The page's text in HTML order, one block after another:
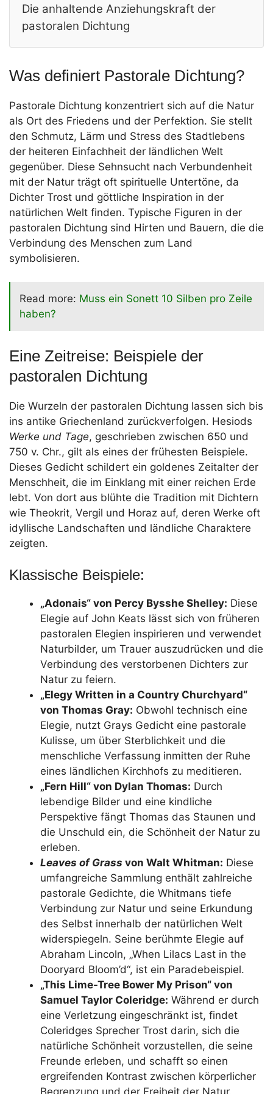
Die anhaltende Anziehungskraft der
pastoralen Dichtung
Was definiert Pastorale Dichtung?
Pastorale Dichtung konzentriert sich auf die Natur
als Ort des Friedens und der Perfektion. Sie stellt
den Schmutz, Lärm und Stress des Stadtlebens
der heiteren Einfachheit der ländlichen Welt
gegenüber. Diese Sehnsucht nach Verbundenheit
mit der Natur trägt oft spirituelle Untertöne, da
Dichter Trost und göttliche Inspiration in der
natürlichen Welt finden. Typische Figuren in der
pastoralen Dichtung sind Hirten und Bauern, die die
Verbindung des Menschen zum Land
symbolisieren.
Read more: Muss ein Sonett 10 Silben pro Zeile
haben?
Eine Zeitreise: Beispiele der
pastoralen Dichtung
Die Wurzeln der pastoralen Dichtung lassen sich bis
ins antike Griechenland zurückverfolgen. Hesiods
Werke und Tage, geschrieben zwischen 650 und
750 v. Chr., gilt als eines der frühesten Beispiele.
Dieses Gedicht schildert ein goldenes Zeitalter der
Menschheit, die im Einklang mit einer reichen Erde
lebt. Von dort aus blühte die Tradition mit Dichtern
wie Theokrit, Vergil und Horaz auf, deren Werke oft
idyllische Landschaften und ländliche Charaktere
zeigten.
Klassische Beispiele:
„Adonais“ von Percy Bysshe Shelley: Diese
Elegie auf John Keats lässt sich von früheren
pastoralen Elegien inspirieren und verwendet
Naturbilder, um Trauer auszudrücken und die
Verbindung des verstorbenen Dichters zur
Natur zu feiern.
„Elegy Written in a Country Churchyard“
von Thomas Gray: Obwohl technisch eine
Elegie, nutzt Grays Gedicht eine pastorale
Kulisse, um über Sterblichkeit und die
menschliche Verfassung inmitten der Ruhe
eines ländlichen Kirchhofs zu meditieren.
„Fern Hill“ von Dylan Thomas: Durch
lebendige Bilder und eine kindliche
Perspektive fängt Thomas das Staunen und
die Unschuld ein, die Schönheit der Natur zu
erleben.
Leaves of Grass von Walt Whitman: Diese
umfangreiche Sammlung enthält zahlreiche
pastorale Gedichte, die Whitmans tiefe
Verbindung zur Natur und seine Erkundung
des Selbst innerhalb der natürlichen Welt
widerspiegeln. Seine berühmte Elegie auf
Abraham Lincoln, „When Lilacs Last in the
Dooryard Bloom’d“, ist ein Paradebeispiel.
„This Lime-Tree Bower My Prison“ von
Samuel Taylor Coleridge: Während er durch
eine Verletzung eingeschränkt ist, findet
Coleridges Sprecher Trost darin, sich die
natürliche Schönheit vorzustellen, die seine
Freunde erleben, und schafft so einen
ergreifenden Kontrast zwischen körperlicher